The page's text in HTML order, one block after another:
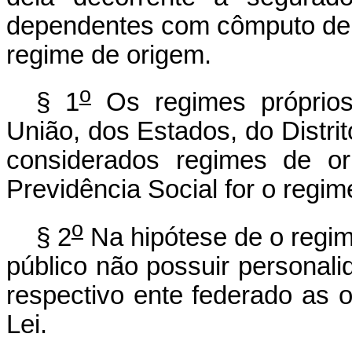
dependentes com cômputo
regime de origem.
§ 1oOs regimes
União, dos Estados, do
considerados regimes de
Previdência Social for o
§ 2oNa hipótese de o
público não possuir
respectivo ente federado as
Lei.